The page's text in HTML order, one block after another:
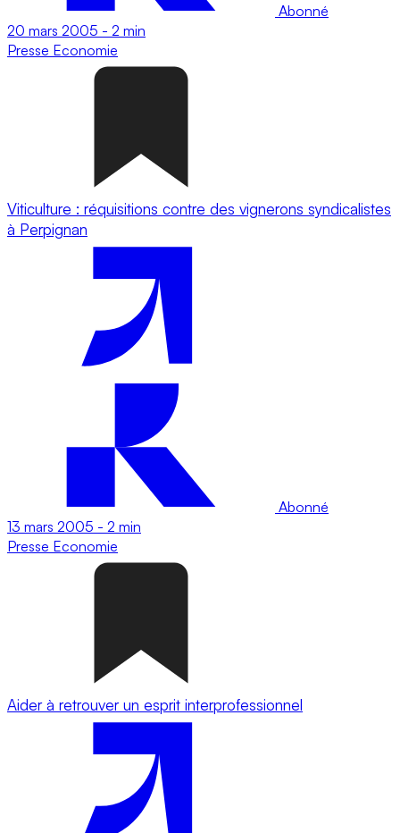
Abonné
20 mars 2005 - 2 min
Presse Economie
Viticulture : réquisitions contre des vignerons syndicalistes
à Perpignan
Abonné
13 mars 2005 - 2 min
Presse Economie
Aider à retrouver un esprit interprofessionnel